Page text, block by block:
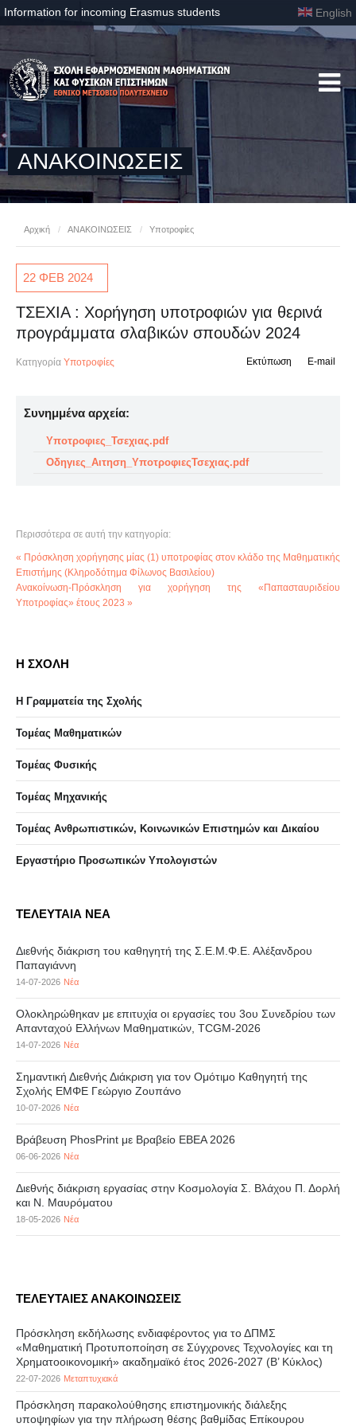
Information for incoming Erasmus students English
ΑΝΑΚΟΙΝΩΣΕΙΣ
Αρχική / ΑΝΑΚΟΙΝΩΣΕΙΣ / Υποτροφίες
22 ΦΕΒ 2024
ΤΣΕΧΙΑ : Χορήγηση υποτροφιών για θερινά
προγράμματα σλαβικών σπουδών 2024
Κατηγορία Υποτροφίες E-mail
Εκτύπωση
Συνημμένα αρχεία:
Υποτροφιες_Τσεχιας.pdf
Οδηγιες_Αιτηση_ΥποτροφιεςΤσεχιας.pdf
Περισσότερα σε αυτή την κατηγορία:
« Πρόσκληση χορήγησης μίας (1) υποτροφίας στον κλάδο της Μαθηματικής
Επιστήμης (Κληροδότημα Φίλωνος Βασιλείου)
Ανακοίνωση-Πρόσκληση για χορήγηση της «Παπασταυριδείου
Υποτροφίας» έτους 2023 »
Η ΣΧΟΛΗ
Η Γραμματεία της Σχολής
Τομέας Μαθηματικών
Τομέας Φυσικής
Τομέας Μηχανικής
Τομέας Ανθρωπιστικών, Κοινωνικών Επιστημών και Δικαίου
Eργαστήριo Προσωπικών Υπολογιστών
ΤΕΛΕΥΤΑΙΑ ΝΕΑ
Διεθνής διάκριση του καθηγητή της Σ.Ε.Μ.Φ.Ε. Αλέξανδρου
Παπαγιάννη
14-07-2026 Νέα
Ολοκληρώθηκαν με επιτυχία οι εργασίες του 3ου Συνεδρίου των
Απανταχού Ελλήνων Μαθηματικών, TCGM-2026
14-07-2026 Νέα
Σημαντική Διεθνής Διάκριση για τον Ομότιμο Καθηγητή της
Σχολής ΕΜΦΕ Γεώργιο Ζουπάνο
10-07-2026 Νέα
Βράβευση PhosPrint με Βραβείο ΕΒΕΑ 2026
06-06-2026 Νέα
Διεθνής διάκριση εργασίας στην Κοσμολογία Σ. Βλάχου Π. Δορλή
και Ν. Μαυρόματου
18-05-2026 Νέα
ΤΕΛΕΥΤΑΙΕΣ ΑΝΑΚΟΙΝΩΣΕΙΣ
Πρόσκληση εκδήλωσης ενδιαφέροντος για το ΔΠΜΣ
«Μαθηματική Προτυποποίηση σε Σύγχρονες Τεχνολογίες και τη
Χρηματοοικονομική» ακαδημαϊκό έτος 2026-2027 (B’ Kύκλος)
22-07-2026 Μεταπτυχιακά
Πρόσκληση παρακολούθησης επιστημονικής διάλεξης
υποψηφίων για την πλήρωση θέσης βαθμίδας Επίκουρου